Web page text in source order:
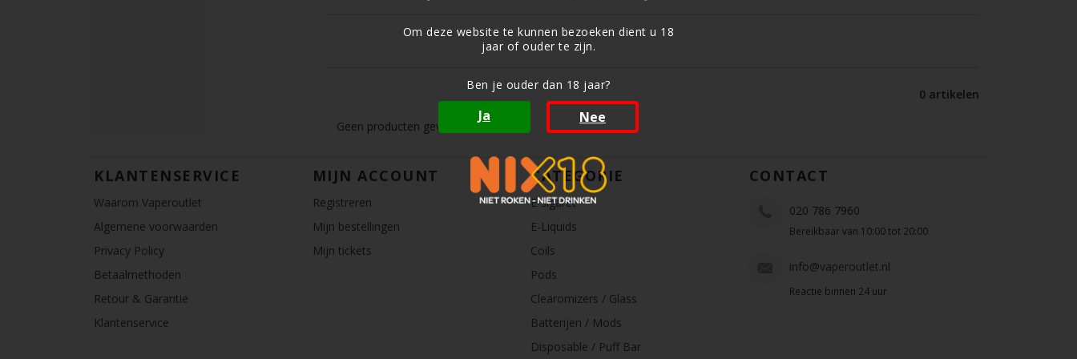
Om deze website te kunnen bezoeken dient u 18
jaar of ouder te zijn.
Ben je ouder dan 18 jaar?
Ja Nee
0 artikelen
Geen producten gevonden!...
KLANTENSERVICE
Waarom Vaperoutlet
Algemene voorwaarden
Privacy Policy
Betaalmethoden
Retour & Garantie
Klantenservice
MIJN ACCOUNT
Registreren
Mijn bestellingen
Mijn tickets
CATEGORIE
E-sigaret
E-Liquids
Coils
Pods
Clearomizers / Glass
Batterijen / Mods
Disposable / Puff Bar
CONTACT
020 786 7960
Bereikbaar van 10:00 tot 20:00
info@vaperoutlet.nl
Reactie binnen 24 uur